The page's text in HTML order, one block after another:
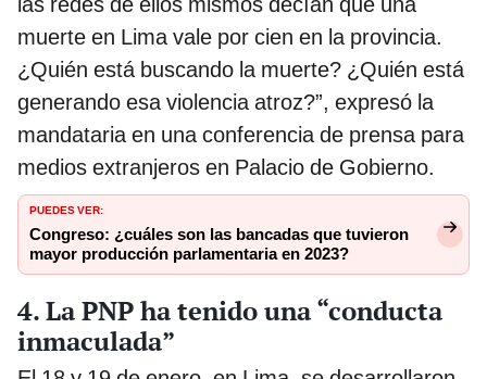
muerte en Lima vale por cien en la provincia.
¿Quién está buscando la muerte? ¿Quién está
generando esa violencia atroz?”, expresó la
mandataria en una conferencia de prensa para
medios extranjeros en Palacio de Gobierno.
PUEDES VER:
Congreso: ¿cuáles son las bancadas que tuvieron
mayor producción parlamentaria en 2023?
4. La PNP ha tenido una “conducta
inmaculada”